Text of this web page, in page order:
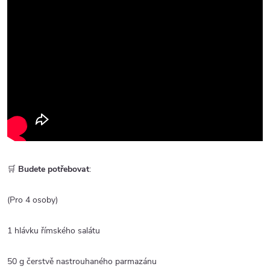
🛒 Budete potřebovat:
(Pro 4 osoby)
1 hlávku římského salátu
50 g čerstvě nastrouhaného parmazánu